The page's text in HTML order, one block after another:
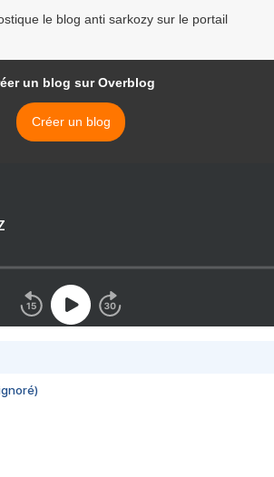
le blog anti sarkozy sur le portail
un blog sur Overblog
Créer un blog